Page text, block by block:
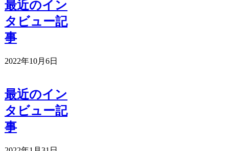
最近のイン
タビュー記
事
2022年10月6日
最近のイン
タビュー記
事